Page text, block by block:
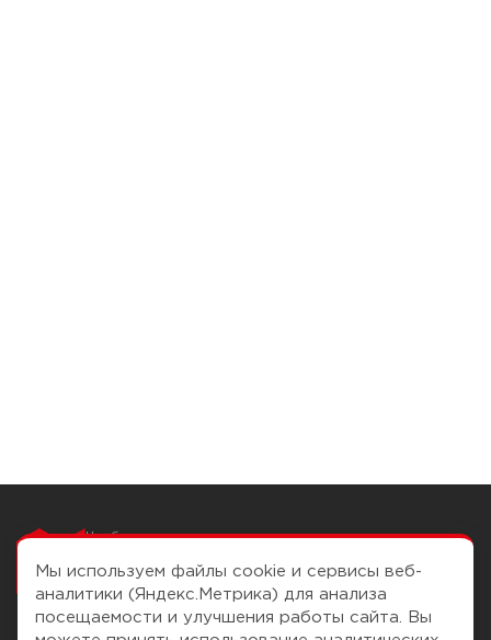
Чтобы вам легко
Мы используем файлы cookie и сервисы веб-
аналитики (Яндекс.Метрика) для анализа
посещаемости и улучшения работы сайта. Вы